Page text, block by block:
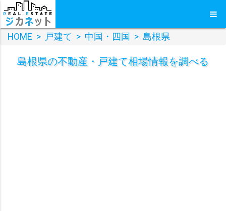
HOME > 戸建て > 中国・四国 > 島根県
島根県の不動産・戸建て相場情報を調べる